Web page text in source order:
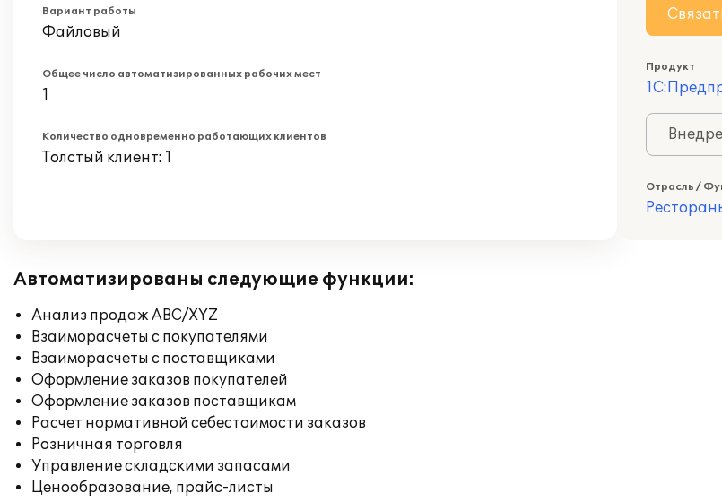
Вариант работы
Файловый
Общее число автоматизированных рабочих мест
1
Количество одновременно работающих клиентов
Толстый клиент: 1
Продукт
Отрасль /
Автоматизированы следующие функции:
Анализ продаж ABC/XYZ
Взаиморасчеты с покупателями
Взаиморасчеты с поставщиками
Оформление заказов покупателей
Оформление заказов поставщикам
Расчет нормативной себестоимости заказов
Розничная торговля
Управление складскими запасами
Ценообразование, прайс-листы